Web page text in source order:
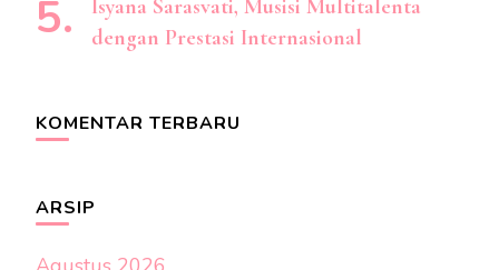
Isyana Sarasvati, Musisi Multitalenta
dengan Prestasi Internasional
KOMENTAR TERBARU
ARSIP